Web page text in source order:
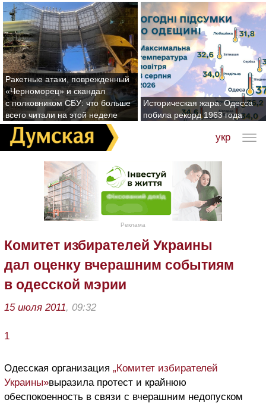
Ракетные атаки, поврежденный
«Черноморец» и скандал
с полковником СБУ: что больше
всего читали на этой неделе
Историческая жара: Одесса
побила рекорд 1963 года
укр
Реклама
Комитет избирателей Украины
дал оценку вчерашним событиям
в одесской мэрии
15 июля 2011, 09:32
1
Одесская организация „Комитет избирателей
Украины»выразила протест и крайнюю
обеспокоенность в связи с вчерашним недопуском